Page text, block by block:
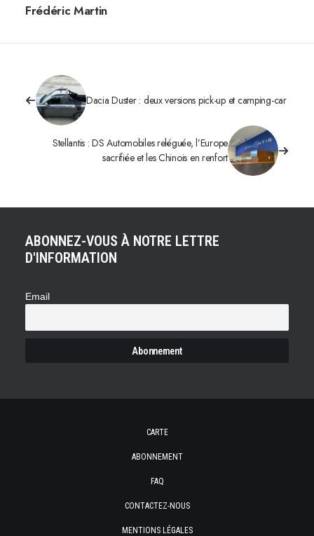
Frédéric Martin
Dacia Duster : deux versions pick-up et camping-car
Stellantis : DS Automobiles reléguée, l’Europe
sacrifiée et les Chinois en renfort
ABONNEZ-VOUS À NOTRE LETTRE
D'INFORMATION
Email
CARTE
ABONNEMENT
FAQ
CONTACTEZ-NOUS
MENTIONS LÉGALES